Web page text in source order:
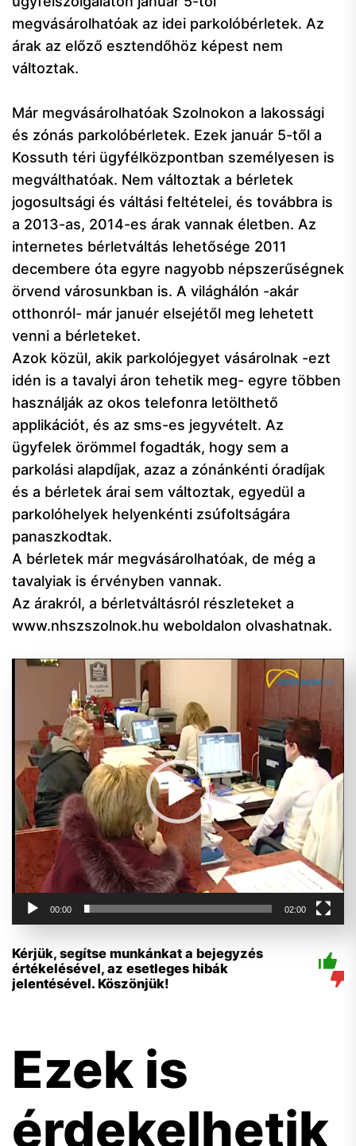
megvásárolhatóak az idei parkolóbérletek. Az
árak az előző esztendőhöz képest nem
változtak.
Már megvásárolhatóak Szolnokon a lakossági
és zónás parkolóbérletek. Ezek január 5-től a
Kossuth téri ügyfélközpontban személyesen is
megválthatóak. Nem változtak a bérletek
jogosultsági és váltási feltételei, és továbbra is
a 2013-as, 2014-es árak vannak életben. Az
internetes bérletváltás lehetősége 2011
decembere óta egyre nagyobb népszerűségnek
örvend városunkban is. A világhálón -akár
otthonról- már januér elsejétől meg lehetett
venni a bérleteket.
Azok közül, akik parkolójegyet vásárolnak -ezt
idén is a tavalyi áron tehetik meg- egyre többen
használják az okos telefonra letölthető
applikációt, és az sms-es jegyvételt. Az
ügyfelek örömmel fogadták, hogy sem a
parkolási alapdíjak, azaz a zónánkénti óradíjak
és a bérletek árai sem változtak, egyedül a
parkolóhelyek helyenkénti zsúfoltságára
panaszkodtak.
A bérletek már megvásárolhatóak, de még a
tavalyiak is érvényben vannak.
Az árakról, a bérletváltásról részleteket a
www.nhszszolnok.hu weboldalon olvashatnak.
Videólejátszó
00:00 02:00
Kérjük, segítse munkánkat a bejegyzés
értékelésével, az esetleges hibák
jelentésével. Köszönjük!
Ezek is
érdekelhetik